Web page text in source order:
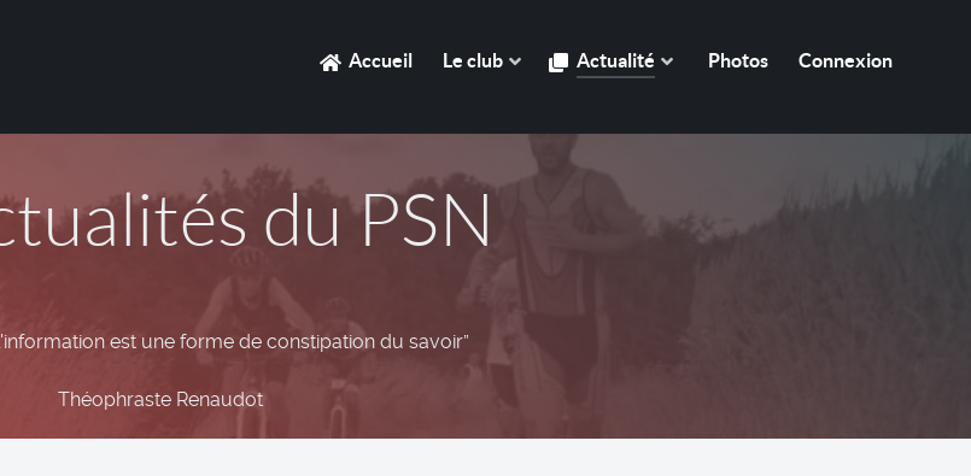
Accueil Le club Actualité Photos Connexion
du PSN
est une forme de constipation du savoir”
Théophraste Renaudot